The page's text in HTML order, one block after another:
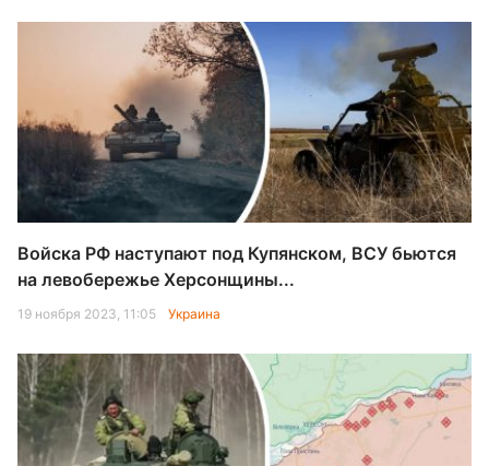
Войска РФ наступают под Купянском, ВСУ бьются
на левобережье Херсонщины...
19 ноября 2023, 11:05 Украина